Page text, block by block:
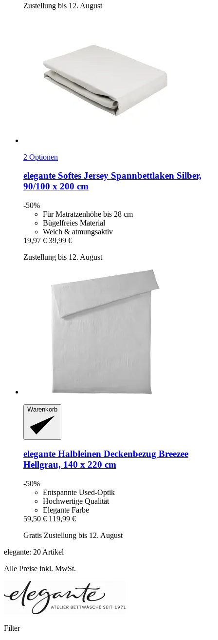
Zustellung bis 12. August
2 Optionen
elegante Softes Jersey Spannbettlaken Silber,
90/100 x 200 cm
-50%
Für Matratzenhöhe bis 28 cm
Bügelfreies Material
Weich & atmungsaktiv
19,97 € 39,99 €
Zustellung bis 12. August
Warenkorb
elegante Halbleinen Deckenbezug Breezee
Hellgrau, 140 x 220 cm
-50%
Entspannte Used-Optik
Hochwertige Qualität
Elegante Farbe
59,50 € 119,99 €
Gratis Zustellung bis 12. August
elegante: 20 Artikel
Alle Preise inkl. MwSt.
Filter